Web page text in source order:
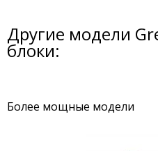
Другие модели
блоки:
Более мощные модели